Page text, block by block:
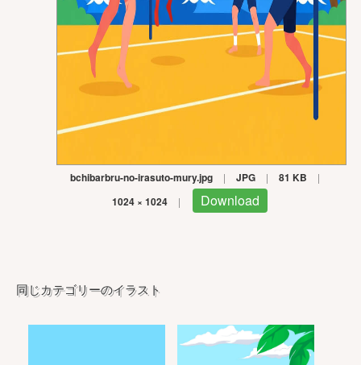
bchibarbru-no-irasuto-mury.jpg | JPG | 81 KB |
1024 × 1024 | Download
同じカテゴリーのイラスト